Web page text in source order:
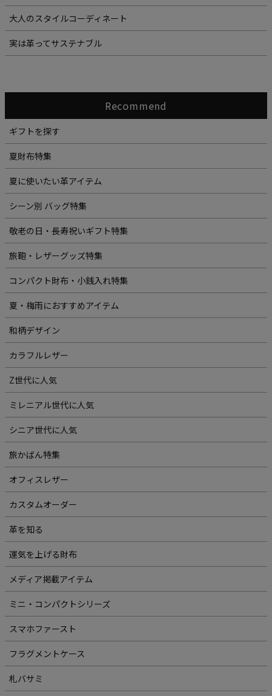
大人のスタイルコーディネート
実は革ってサステナブル
Recommend
ギフトを探す
夏財布特集
夏に使いたい革アイテム
シーン別 バッグ特集
敬老の日・長寿祝いギフト特集
旅鞄・レザーグッズ特集
コンパクト財布・小銭入れ特集
夏・梅雨におすすめアイテム
和柄デザイン
カラフルレザー
Z世代に人気
ミレニアル世代に人気
シニア世代に人気
旅かばん特集
オフィスレザー
カスタムオーダー
革を知る
運気を上げる財布
メディア掲載アイテム
ミニ・コンパクトシリーズ
スマホファースト
フラグメントケース
札バサミ